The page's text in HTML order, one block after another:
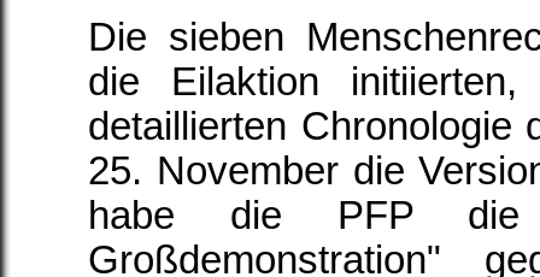
Die sieben
die Eilaktion
detaillierten Chronologie
25. November die
habe die PFP
Großdemonstration"